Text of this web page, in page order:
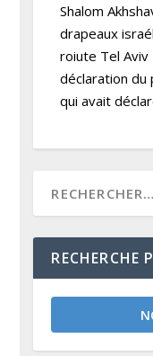
Shalom
drapeaux
roiute Tel Aviv
déclaration
qui avait
RECHERCHE